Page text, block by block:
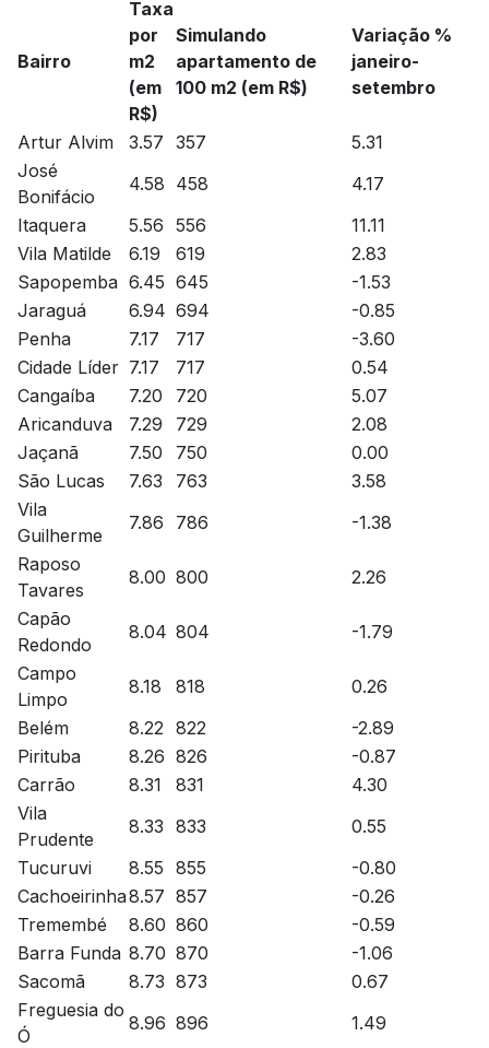
Bairro
Taxa
por
m2
(em
R$)
Simulando
apartamento de
100 m2 (em R$)
Variação %
janeiro-
setembro
Artur Alvim 3.57 357
5.31
José
Bonifácio
4.58 458
4.17
Itaquera
5.56 556
11.11
Vila Matilde
6.19 619
2.83
Sapopemba 6.45 645
-1.53
Jaraguá
6.94 694
-0.85
Penha
7.17 717
-3.60
Cidade Líder 7.17 717
0.54
Cangaíba
7.20 720
5.07
Aricanduva
7.29 729
2.08
Jaçanã
7.50 750
0.00
São Lucas
7.63 763
3.58
Vila
Guilherme
7.86 786
-1.38
Raposo
Tavares
8.00 800
2.26
Capão
Redondo
8.04 804
-1.79
Campo
Limpo
8.18 818
0.26
Belém
8.22 822
-2.89
Pirituba
8.26 826
-0.87
Carrão
8.31 831
4.30
Vila
Prudente
8.33 833
0.55
Tucuruvi
8.55 855
-0.80
Cachoeirinha8.57 857
-0.26
Tremembé
8.60 860
-0.59
Barra Funda 8.70 870
-1.06
Sacomã
8.73 873
0.67
Freguesia do
Ó
8.96 896
1.49